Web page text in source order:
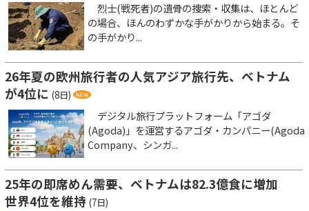
烈士(戦死者)の遺骨の捜索・収集は、ほとんど
の場合、ほんのわずかな手がかりから始まる。そ
の手がかり...
26年夏の欧州旅行者の人気アジア旅行先、ベトナム
が4位に (8日)
デジタル旅行プラットフォーム「アゴダ
(Agoda)」を運営するアゴダ・カンパニー(Agoda
Company、シンガ...
25年の即席めん需要、ベトナムは82.3億食に増加
世界4位を維持 (7日)